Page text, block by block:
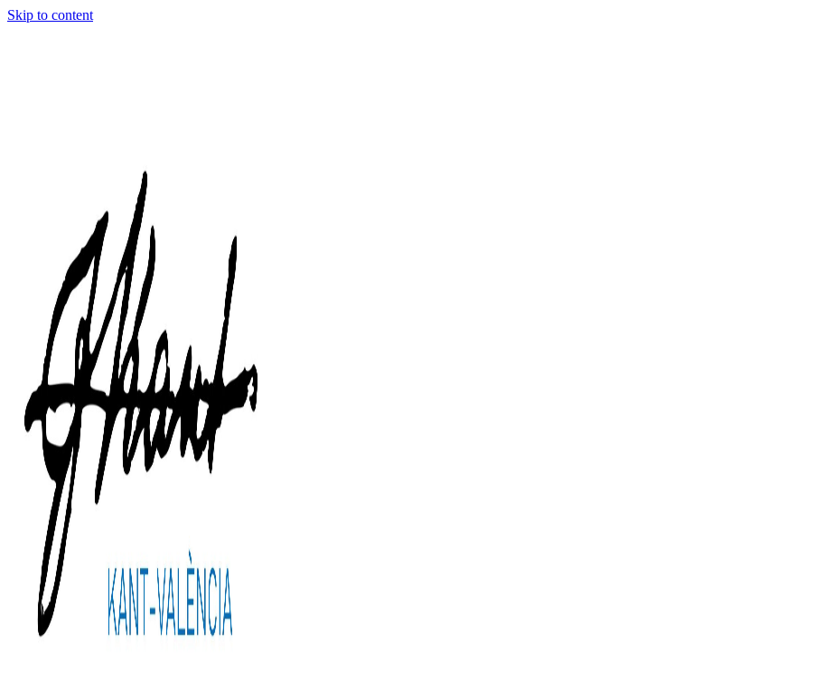
Skip to content